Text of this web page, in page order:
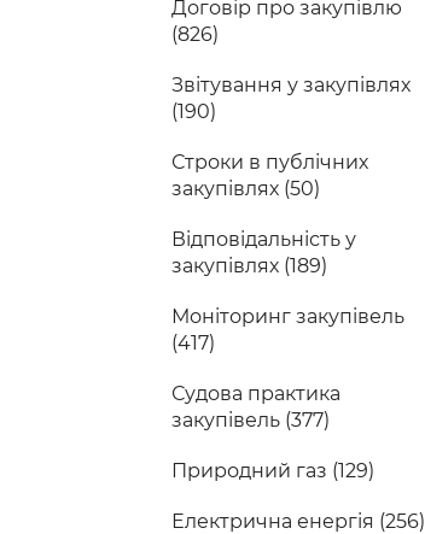
Договір про закупівлю
(826)
Звітування у закупівлях
(190)
Строки в публічних
закупівлях (50)
Відповідальність у
закупівлях (189)
Моніторинг закупівель
(417)
Судова практика
закупівель (377)
Природний газ (129)
Електрична енергія (256)